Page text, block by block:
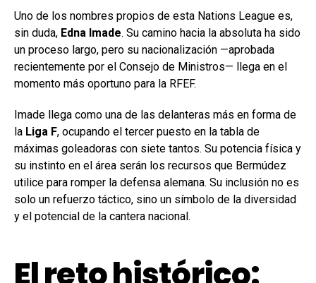
Uno de los nombres propios de esta Nations League es,
sin duda, Edna Imade. Su camino hacia la absoluta ha sido
un proceso largo, pero su nacionalización —aprobada
recientemente por el Consejo de Ministros— llega en el
momento más oportuno para la RFEF.
Imade llega como una de las delanteras más en forma de
la Liga F, ocupando el tercer puesto en la tabla de
máximas goleadoras con siete tantos. Su potencia física y
su instinto en el área serán los recursos que Bermúdez
utilice para romper la defensa alemana. Su inclusión no es
solo un refuerzo táctico, sino un símbolo de la diversidad
y el potencial de la cantera nacional.
El reto histórico: